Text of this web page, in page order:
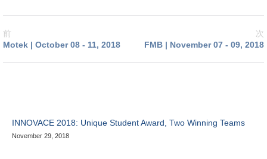
前
Motek | October 08 - 11, 2018
次
FMB | November 07 - 09, 2018
INNOVACE 2018: Unique Student Award, Two Winning Teams
November 29, 2018